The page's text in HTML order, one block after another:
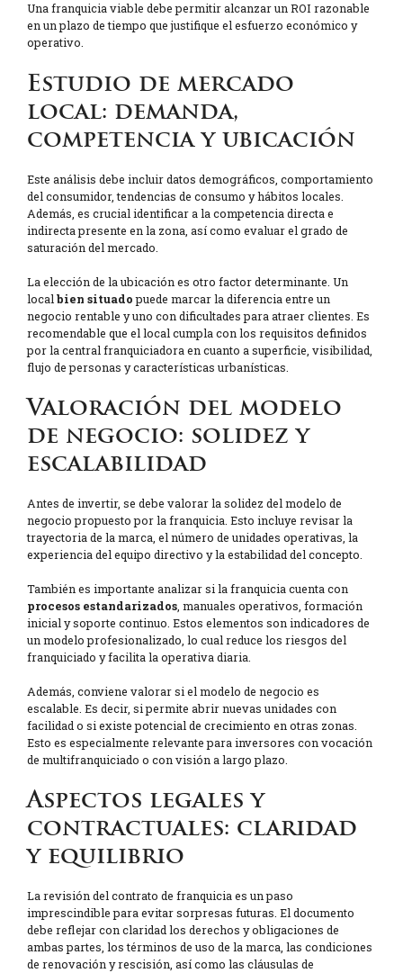
Una franquicia viable debe permitir alcanzar un ROI razonable
en un plazo de tiempo que justifique el esfuerzo económico y
operativo.
Estudio de mercado
local: demanda,
competencia y ubicación
Este análisis debe incluir datos demográficos, comportamiento
del consumidor, tendencias de consumo y hábitos locales.
Además, es crucial identificar a la competencia directa e
indirecta presente en la zona, así como evaluar el grado de
saturación del mercado.
La elección de la ubicación es otro factor determinante. Un
local bien situadopuede marcar la diferencia entre un
negocio rentable y uno con dificultades para atraer clientes. Es
recomendable que el local cumpla con los requisitos definidos
por la central franquiciadora en cuanto a superficie, visibilidad,
flujo de personas y características urbanísticas.
Valoración del modelo
de negocio: solidez y
escalabilidad
Antes de invertir, se debe valorar la solidez del modelo de
negocio propuesto por la franquicia. Esto incluye revisar la
trayectoria de la marca, el número de unidades operativas, la
experiencia del equipo directivo y la estabilidad del concepto.
También es importante analizar si la franquicia cuenta con
procesos estandarizados , manuales operativos, formación
inicial y soporte continuo. Estos elementos son indicadores de
un modelo profesionalizado, lo cual reduce los riesgos del
franquiciado y facilita la operativa diaria.
Además, conviene valorar si el modelo de negocio es
escalable. Es decir, si permite abrir nuevas unidades con
facilidad o si existe potencial de crecimiento en otras zonas.
Esto es especialmente relevante para inversores con vocación
de multifranquiciado o con visión a largo plazo.
Aspectos legales y
contractuales: claridad
y equilibrio
La revisión del contrato de franquicia es un paso
imprescindible para evitar sorpresas futuras. El documento
debe reflejar con claridad los derechos y obligaciones de
ambas partes, los términos de uso de la marca, las condiciones
de renovación y rescisión, así como las cláusulas de